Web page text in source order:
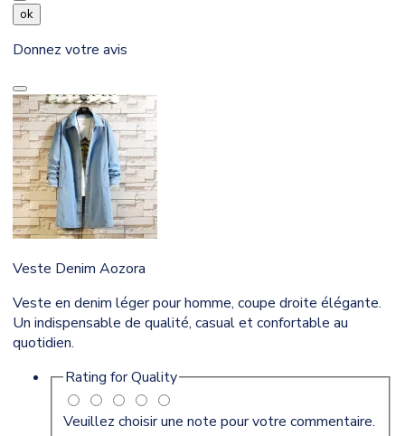
ok
Donnez votre avis
Veste Denim Aozora
Veste en denim léger pour homme, coupe droite élégante.
Un indispensable de qualité, casual et confortable au
quotidien.
Rating forQuality
Veuillez choisir une note pour votre commentaire.